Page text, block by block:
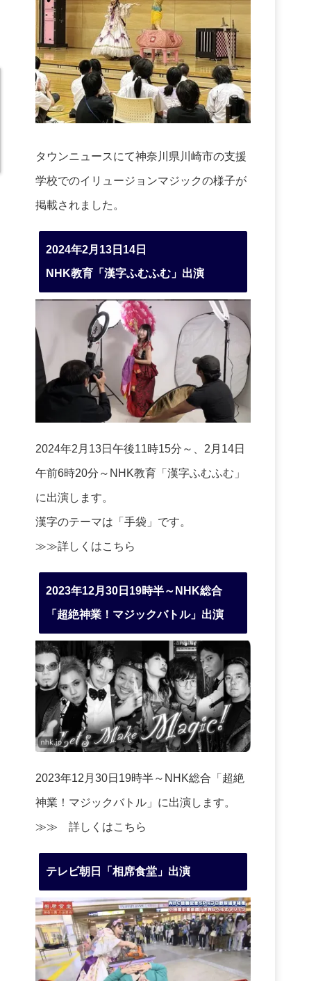
タウンニュースにて神奈川県川崎市の支援
学校でのイリュージョンマジックの様子が
掲載されました。
2024年2月13日14日
NHK教育「漢字ふむふむ」出演
2024年2月13日午後11時15分～、2月14日
午前6時20分～NHK教育「漢字ふむふむ」
に出演します。
漢字のテーマは「手袋」です。
≫≫詳しくはこちら
2023年12月30日19時半～NHK総合
「超絶神業！マジックバトル」出演
2023年12月30日19時半～NHK総合「超絶
神業！マジックバトル」に出演します。
≫≫ 詳しくはこちら
テレビ朝日「相席食堂」出演